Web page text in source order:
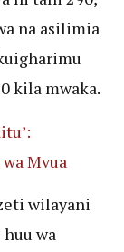
na asilimia
kila mwaka.
Mvua
wilayani
wa